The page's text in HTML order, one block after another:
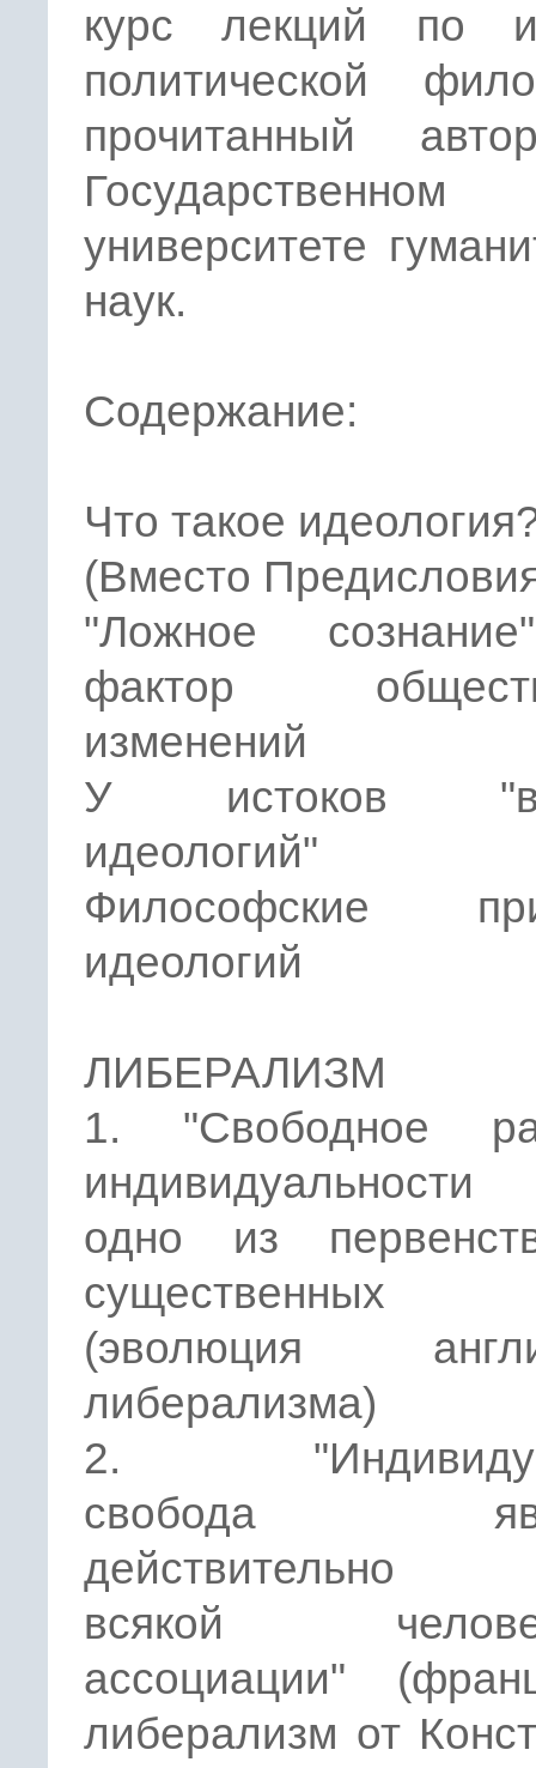
курс лекций по
политической
прочитанный
Государственном
университете
наук.
Содержание:
Что такое
(Вместо
"Ложное
фактор
изменений
У истоков
идеологий"
Философские
идеологий
ЛИБЕРАЛИЗМ
1. "Свободное
одно из
существенных
(эволюция
либерализма)
2.
свобода
действительно
всякой
ассоциации"
либерализм от